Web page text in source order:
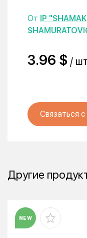
От IP
3.96 $ /
Связаться
Другие
NEW